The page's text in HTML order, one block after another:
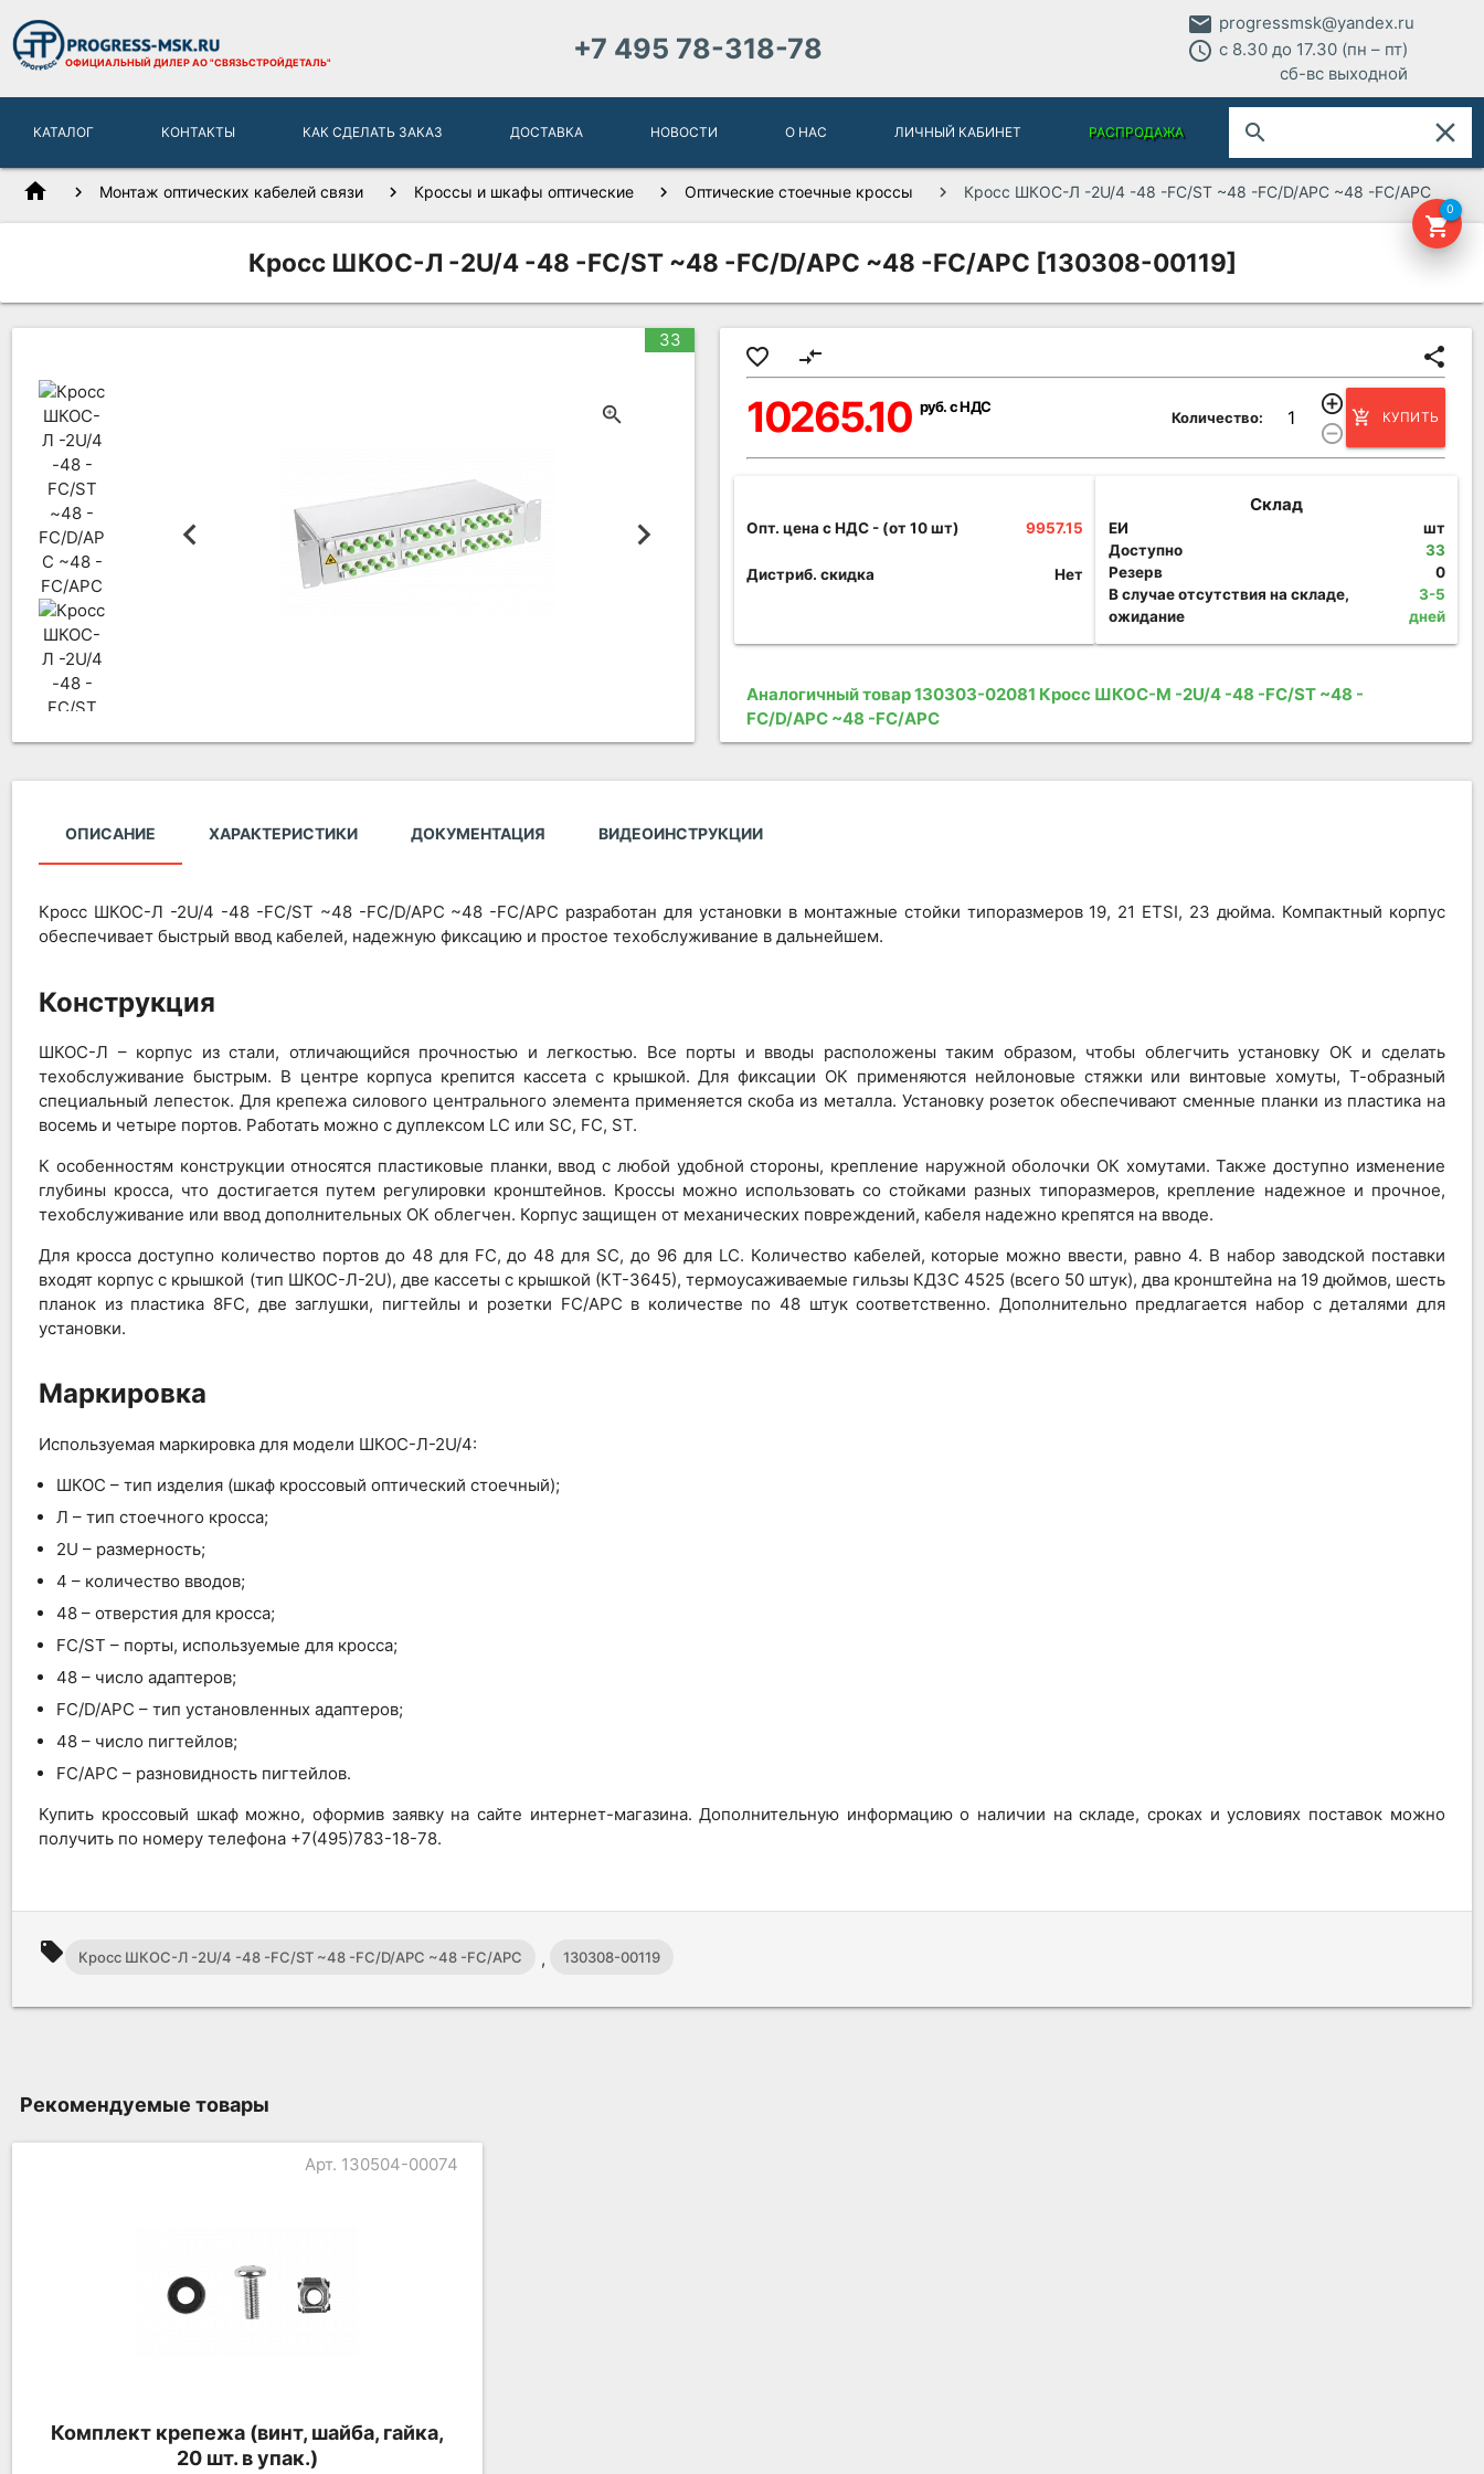
ОФИЦИАЛЬНЫЙ ДИЛЕРАО "СВЯЗЬСТРОЙДЕТАЛЬ" +7 495 78-318-78
email progressmsk@yandex.ru
access_time с 8.30 до 17.30 (пн – пт)
сб-вс выходной
КАТАЛОГ КОНТАКТЫ КАК СДЕЛАТЬ ЗАКАЗ ДОСТАВКА НОВОСТИ О НАС ЛИЧНЫЙ КАБИНЕТ РАСПРОДАЖА search close
shopping_cart
0
home Монтаж оптических кабелей связи Кроссы и шкафы оптические Оптические стоечные кроссы Кросс ШКОС-Л -2U/4 -48 -FC/ST ~48 -FC/D/APC ~48 -FC/APC
Кросс ШКОС-Л -2U/4 -48 -FC/ST ~48 -FC/D/APC ~48 -FC/APC [130308-00119]
33
favorite_border compare_arrows share
10265.10 руб. с НДС
Количество:
add_circle_outline
remove_circle_outline
add_shopping_cart КУПИТЬ
Опт. цена c НДС- (от 10 шт) 9957.15
Дистриб. скидка Нет
Склад
ЕИ
шт
Доступно
33
Резерв
0
В случае отсутствия на складе,
ожидание
3-5
дней
Аналогичный товар 130303-02081 Кросс ШКОС-М -2U/4 -48 -FC/ST ~48 -
FC/D/APC ~48 -FC/APC
ОПИСАНИЕ ХАРАКТЕРИСТИКИ ДОКУМЕНТАЦИЯ ВИДЕОИНСТРУКЦИИ
Кросс ШКОС-Л -2U/4 -48 -FC/ST ~48 -FC/D/APC ~48 -FC/APC разработан для установки в монтажные стойки типоразмеров 19, 21 ETSI, 23 дюйма. Компактный корпус
обеспечивает быстрый ввод кабелей, надежную фиксацию и простое техобслуживание в дальнейшем.
Конструкция
ШКОС-Л – корпус из стали, отличающийся прочностью и легкостью. Все порты и вводы расположены таким образом, чтобы облегчить установку ОК и сделать
техобслуживание быстрым. В центре корпуса крепится кассета с крышкой. Для фиксации ОК применяются нейлоновые стяжки или винтовые хомуты, Т-образный
специальный лепесток. Для крепежа силового центрального элемента применяется скоба из металла. Установку розеток обеспечивают сменные планки из пластика на
восемь и четыре портов. Работать можно с дуплексом LC или SC, FC, ST.
К особенностям конструкции относятся пластиковые планки, ввод с любой удобной стороны, крепление наружной оболочки ОК хомутами. Также доступно изменение
глубины кросса, что достигается путем регулировки кронштейнов. Кроссы можно использовать со стойками разных типоразмеров, крепление надежное и прочное,
техобслуживание или ввод дополнительных ОК облегчен. Корпус защищен от механических повреждений, кабеля надежно крепятся на вводе.
Для кросса доступно количество портов до 48 для FC, до 48 для SC, до 96 для LC. Количество кабелей, которые можно ввести, равно 4. В набор заводской поставки
входят корпус с крышкой (тип ШКОС-Л-2U), две кассеты с крышкой (КТ-3645), термоусаживаемые гильзы КДЗС 4525 (всего 50 штук), два кронштейна на 19 дюймов, шесть
планок из пластика 8FC, две заглушки, пигтейлы и розетки FC/APC в количестве по 48 штук соответственно. Дополнительно предлагается набор с деталями для
установки.
Маркировка
Используемая маркировка для модели ШКОС-Л-2U/4:
ШКОС – тип изделия (шкаф кроссовый оптический стоечный);
Л – тип стоечного кросса;
2U – размерность;
4 – количество вводов;
48 – отверстия для кросса;
FC/ST – порты, используемые для кросса;
48 – число адаптеров;
FC/D/APC – тип установленных адаптеров;
48 – число пигтейлов;
FC/APC – разновидность пигтейлов.
Купить кроссовый шкаф можно, оформив заявку на сайте интернет-магазина. Дополнительную информацию о наличии на складе, сроках и условиях поставок можно
получить по номеру телефона +7(495)783-18-78.
local_offer Кросс ШКОС-Л -2U/4 -48 -FC/ST ~48 -FC/D/APC ~48 -FC/APC , 130308-00119
Рекомендуемые товары
Арт. 130504-00074
Комплект крепежа (винт, шайба, гайка,
20 шт. в упак.)